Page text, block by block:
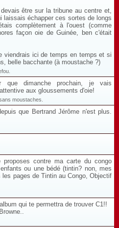
être sur la tribune au centre et,
laissais échapper ces sortes de longs
complètement à l'ouest (comme
façon oie de Guinée, ben c'était
viendrais ici de temps en temps et si
belle bacchante (à moustache ?)
que dimanche prochain, je vais
aux gloussements d'oie!
moustaches.
que Bertrand Jérôme n'est plus.
contre ma carte du congo
ou une bédé (tintin? non, mes
pages de Tintin au Congo, Objectif
qui te permettra de trouver C1!!